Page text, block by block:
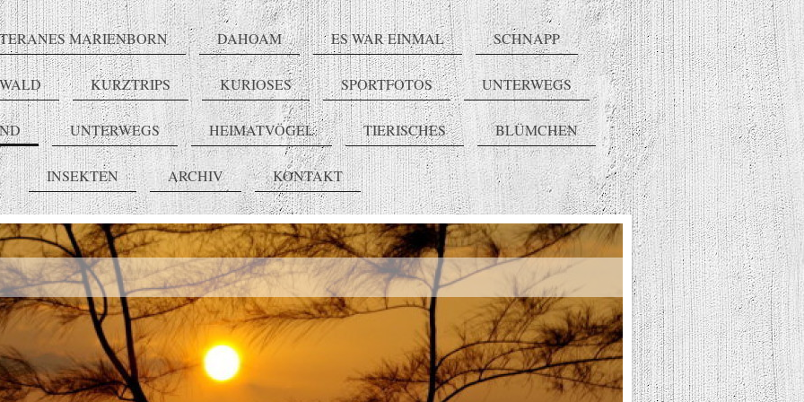
MARIENBORN DAHOAM ES WAR EINMAL SCHNAPP
KURZTRIPS KURIOSES SPORTFOTOS UNTERWEGS
UNTERWEGS HEIMATVÖGEL TIERISCHES BLÜMCHEN
INSEKTEN ARCHIV KONTAKT